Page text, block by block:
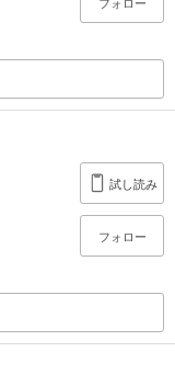
試し読み
フォロー